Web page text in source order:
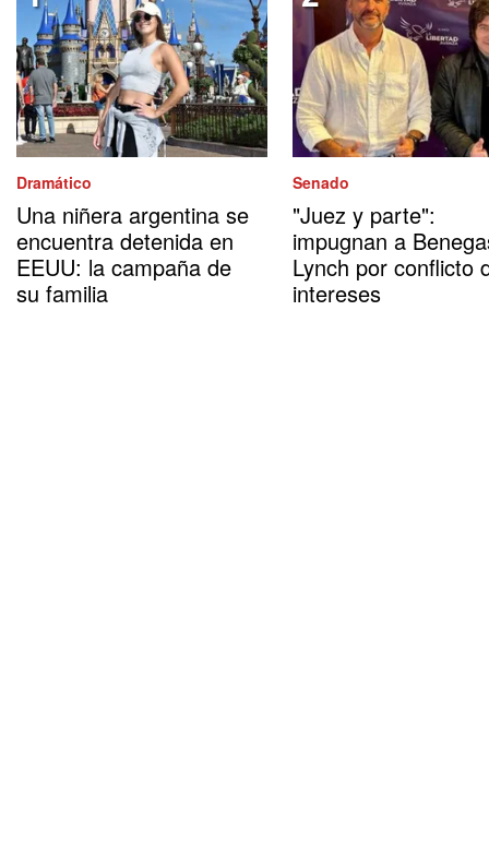
Dramático
Una niñera argentina se
encuentra detenida en
EEUU: la campaña de
su familia
Senado
"Juez y parte":
impugnan a
Lynch por conflicto
intereses